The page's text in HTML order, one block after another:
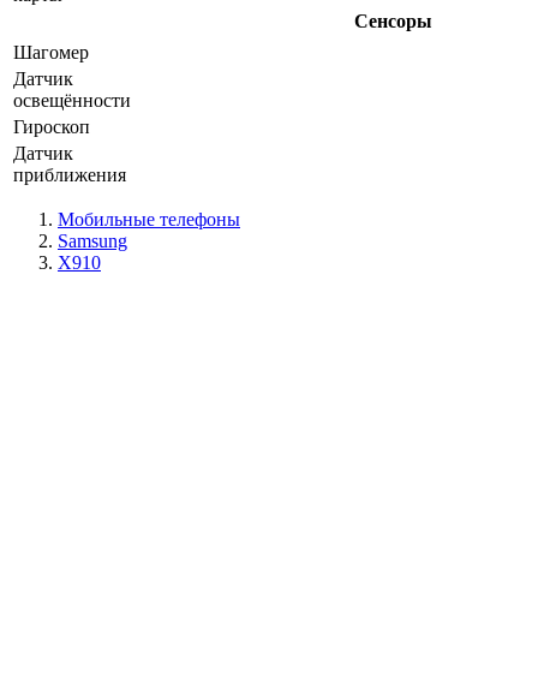
Сенсоры
Шагомер
Датчик
освещённости
Гироскоп
Датчик
приближения
Мобильные телефоны
Samsung
X910